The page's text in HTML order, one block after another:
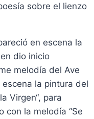
sobre el lienzo
en escena la
dio inicio
melodía del Ave
la pintura del
Virgen“, para
con la melodía “Se